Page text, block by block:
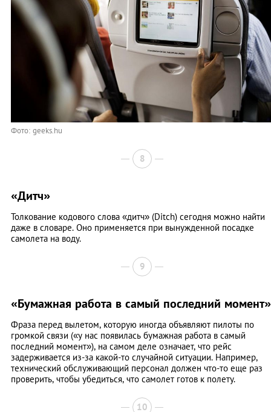
Фото: geeks.hu
8
«Дитч»
Толкование кодового слова «дитч» (Ditch) сегодня можно найти
даже в словаре. Оно применяется при вынужденной посадке
самолета на воду.
9
«Бумажная работа в самый последний момент»
Фраза перед вылетом, которую иногда объявляют пилоты по
громкой связи («у нас появилась бумажная работа в самый
последний момент»), на самом деле означает, что рейс
задерживается из-за какой-то случайной ситуации. Например,
технический обслуживающий персонал должен что-то еще раз
проверить, чтобы убедиться, что самолет готов к полету.
10